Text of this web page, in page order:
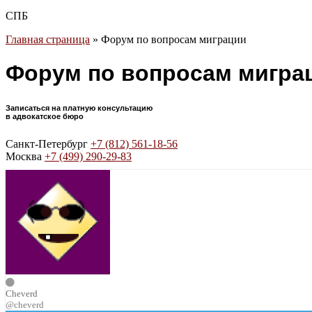
СПБ
Главная страница » Форум по вопросам миграции
Форум по вопросам
Записаться на платную консультацию
в адвокатское бюро
Санкт-Петербург +7 (812) 561-18-56
Москва +7 (499) 290-29-83
Cheverd
@cheverd